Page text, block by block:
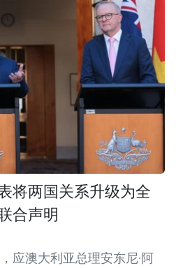
将两国关系升级为全
合声明
应澳大利亚总理安东尼·阿